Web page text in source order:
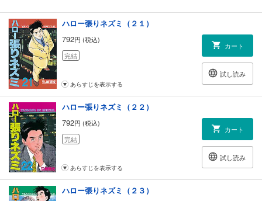
ハロー張りネズミ（２１）
792円 (税込)
完結
カート
試し読み
あらすじを表示する
ハロー張りネズミ（２２）
792円 (税込)
完結
カート
試し読み
あらすじを表示する
ハロー張りネズミ（２３）